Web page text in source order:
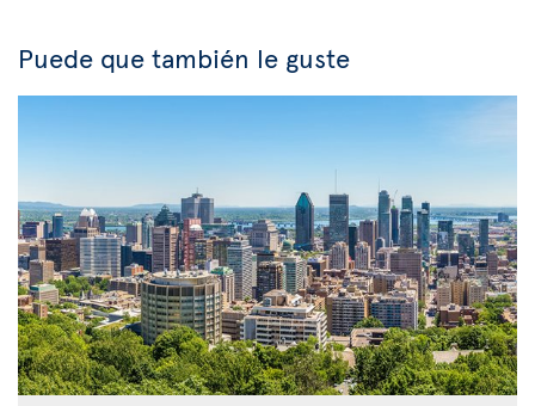
Puede que también le guste